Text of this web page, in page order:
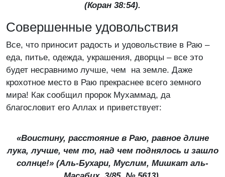
(Коран 38:54).
Совершенные удовольствия
Все, что приносит радость и удовольствие в Раю –
еда, питье, одежда, украшения, дворцы – все это
будет несравнимо лучше, чем на земле. Даже
крохотное место в Раю прекраснее всего земного
мира! Как сообщил пророк Мухаммад, да
благословит его Аллах и приветствует:
«Воистину, расстояние в Раю, равное длине
лука, лучше, чем то, над чем поднялось и зашло
солнце!» (Аль-Бухари, Муслим, Мишкат аль-